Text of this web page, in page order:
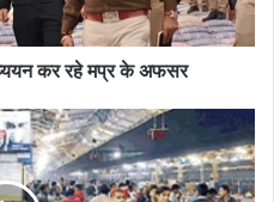
कर रहे मप्र के अफसर